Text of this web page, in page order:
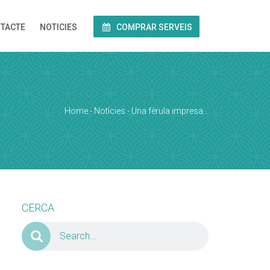
NOTICIES COMPRAR SERVEIS
Home- Notícies - Una fèrula impresa…
CERCA